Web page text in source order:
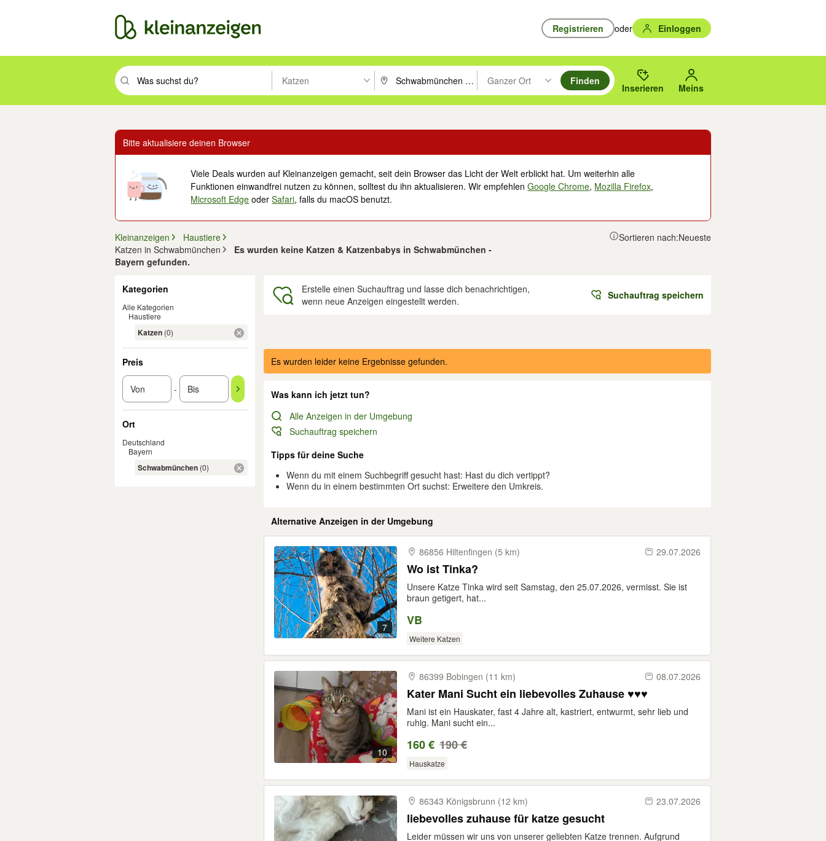
Registrieren oder Einloggen
Suchbegriff eingeben. Eingabetaste drücken um zu suchen, oder Vorschläge mit den Pfeiltasten nach oben/unten durchsuchen und mit Eingabetaste auswählen.
Katzen PLZ oder Ort eingeben. Eingabetaste drücken um zu suchen, oder Vorschläge mit den Pfeiltasten nach oben/
Ganzer Ort
Suche im Umkreis des gewählten Orts oder PLZ.
Finden
Inserieren Meins
Bitte aktualisiere deinen Browser
Viele Deals wurden auf Kleinanzeigen gemacht, seit dein Browser das Licht der Welt erblickt hat. Um weiterhin alle
Funktionen einwandfrei nutzen zu können, solltest du ihn aktualisieren. Wir empfehlenGoogle Chrome, Mozilla Firefox,
Microsoft Edge oderSafari, falls du macOS benutzt.
Kleinanzeigen
Haustiere
Katzen in Schwabmünchen
Es wurden keine Katzen & Katzenbabys in Schwabmünchen -
Bayern gefunden.
Sortieren nach:Neueste
Kategorien
Alle Kategorien
Haustiere
Katzen (0)
Preis
-
Ort
Deutschland
Bayern
Schwabmünchen (0)
Erstelle einen Suchauftrag und lasse dich benachrichtigen,
wenn neue Anzeigen eingestellt werden.
Suchauftrag speichern
Ergebnisse
Es wurden leider keine Ergebnisse gefunden.
Was kann ich jetzt tun?
Alle Anzeigen in der Umgebung
Suchauftrag speichern
Tipps für deine Suche
Wenn du mit einem Suchbegriff gesucht hast: Hast du dich vertippt?
Wenn du in einem bestimmten Ort suchst: Erweitere den Umkreis.
Alternative Anzeigen in der Umgebung
7
86856 Hiltenfingen (5 km) 29.07.2026
Wo ist Tinka?
Unsere Katze Tinka wird seit Samstag, den 25.07.2026, vermisst. Sie ist
braun getigert, hat...
VB
Weitere Katzen
10
86399 Bobingen (11 km) 08.07.2026
Kater Mani Sucht ein liebevolles Zuhause ♥️♥️♥️
Mani ist ein Hauskater, fast 4 Jahre alt, kastriert, entwurmt, sehr lieb und
ruhig. Mani sucht ein...
160 € 190 €
Hauskatze
86343 Königsbrunn (12 km) 23.07.2026
liebevolles zuhause für katze gesucht
Leider müssen wir uns von unserer geliebten Katze trennen. Aufgrund